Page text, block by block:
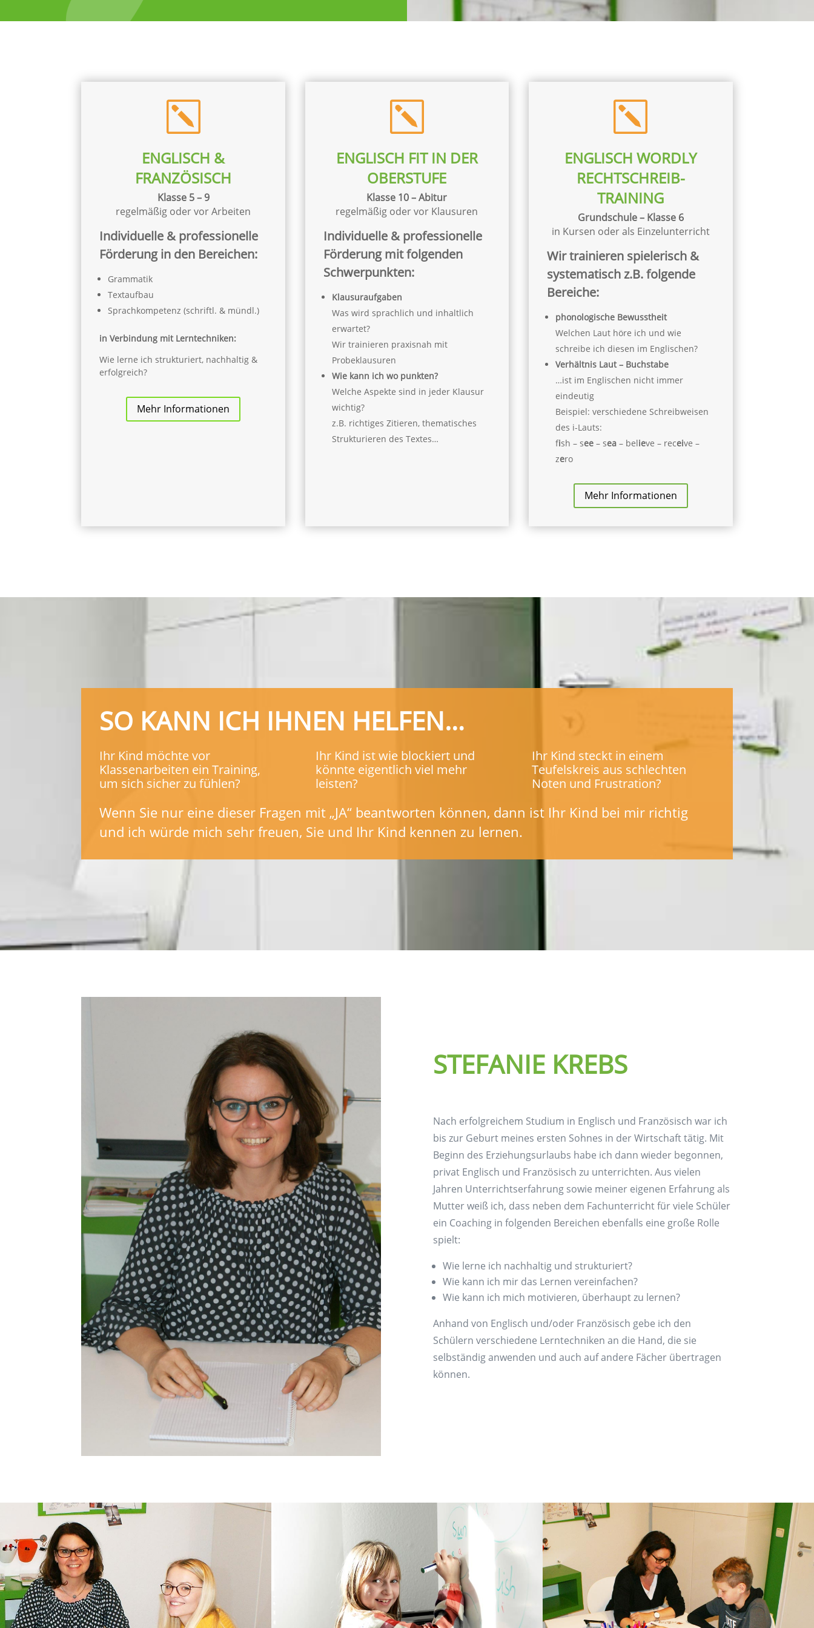
k
ENGLISCH &
FRANZÖSISCH
Klasse 5 – 9
regelmäßig oder vor Arbeiten
Individuelle & professionelle
Förderung in den Bereichen:
Grammatik
Textaufbau
Sprachkompetenz (schriftl. & mündl.)
in Verbindung mit Lerntechniken:
Wie lerne ich strukturiert, nachhaltig &
erfolgreich?
Mehr Informationen
k
ENGLISCH FIT IN DER
OBERSTUFE
Klasse 10 – Abitur
regelmäßig oder vor Klausuren
Individuelle & professionelle
Förderung mit folgenden
Schwerpunkten:
Klausuraufgaben
Was wird sprachlich und inhaltlich
erwartet?
Wir trainieren praxisnah mit
Probeklausuren
Wie kann ich wo punkten?
Welche Aspekte sind in jeder Klausur
wichtig?
z.B. richtiges Zitieren, thematisches
Strukturieren des Textes…
k
ENGLISCH WORDLY
RECHTSCHREIB-
TRAINING
Grundschule – Klasse 6
in Kursen oder als Einzelunterricht
Wir trainieren spielerisch &
systematisch z.B. folgende
Bereiche:
phonologische Bewusstheit
Welchen Laut höre ich und wie
schreibe ich diesen im Englischen?
Verhältnis Laut – Buchstabe
…ist im Englischen nicht immer
eindeutig
Beispiel: verschiedene Schreibweisen
des i-Lauts:
fish – see– sea– believe – receive –
zero
Mehr Informationen
SO KANN ICH IHNEN HELFEN…
Ihr Kind möchte vor
Klassenarbeiten ein Training,
um sich sicher zu fühlen?
Ihr Kind ist wie blockiert und
könnte eigentlich viel mehr
leisten?
Ihr Kind steckt in einem
Teufelskreis aus schlechten
Noten und Frustration?
Wenn Sie nur eine dieser Fragen mit „JA“ beantworten können, dann ist Ihr Kind bei mir richtig
und ich würde mich sehr freuen, Sie und Ihr Kind kennen zu lernen.
STEFANIE KREBS
Nach erfolgreichem Studium in Englisch und Französisch war ich
bis zur Geburt meines ersten Sohnes in der Wirtschaft tätig. Mit
Beginn des Erziehungsurlaubs habe ich dann wieder begonnen,
privat Englisch und Französisch zu unterrichten. Aus vielen
Jahren Unterrichtserfahrung sowie meiner eigenen Erfahrung als
Mutter weiß ich, dass neben dem Fachunterricht für viele Schüler
ein Coaching in folgenden Bereichen ebenfalls eine große Rolle
spielt:
Wie lerne ich nachhaltig und strukturiert?
Wie kann ich mir das Lernen vereinfachen?
Wie kann ich mich motivieren, überhaupt zu lernen?
Anhand von Englisch und/oder Französisch gebe ich den
Schülern verschiedene Lerntechniken an die Hand, die sie
selbständig anwenden und auch auf andere Fächer übertragen
können.